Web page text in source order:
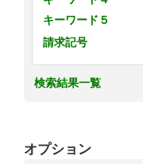
キーワード５
請求記号
検索結果一覧
オプション